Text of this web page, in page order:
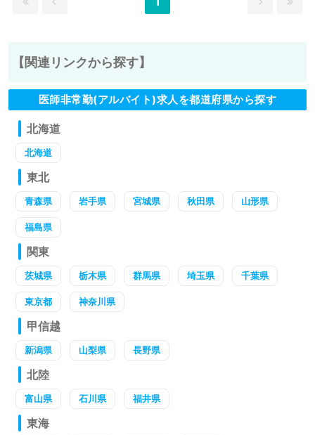
【関連リンクから探す】
医師非常勤(アルバイト)求人を都道府県から探す
北海道
北海道
東北
青森県 岩手県 宮城県 秋田県 山形県
福島県
関東
茨城県 栃木県 群馬県 埼玉県 千葉県
東京都 神奈川県
甲信越
新潟県 山梨県 長野県
北陸
富山県 石川県 福井県
東海